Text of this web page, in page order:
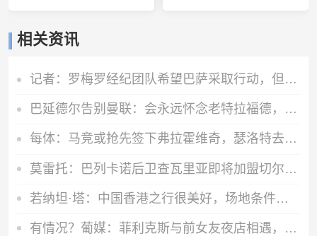
相关资讯
记者：罗梅罗经纪团队希望巴萨采取行动，但后者首选引进罗德里
巴延德尔告别曼联：会永远怀念老特拉福德，我的心与你们同在
每体：马竞或抢先签下弗拉霍维奇，瑟洛特去留成关键变量
莫雷托：巴列卡诺后卫查瓦里亚即将加盟切尔西，很快就会官方宣布
若纳坦·塔：中国香港之行很美好，场地条件一般 但我们踢得不错
有情况？葡媒：菲利克斯与前女友夜店相遇，交谈后社媒再次互关